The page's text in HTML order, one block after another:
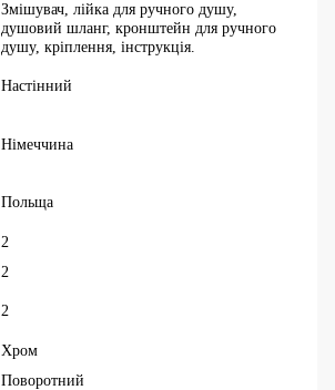
Змішувач, лійка для ручного душу,
душовий шланг, кронштейн для ручного
душу, кріплення, інструкція.
Настінний
Німеччина
Польща
2
2
2
Хром
Поворотний